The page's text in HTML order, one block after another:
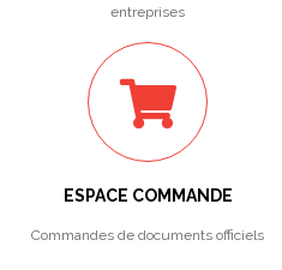
entreprises
ESPACE COMMANDE
Commandes de documents officiels